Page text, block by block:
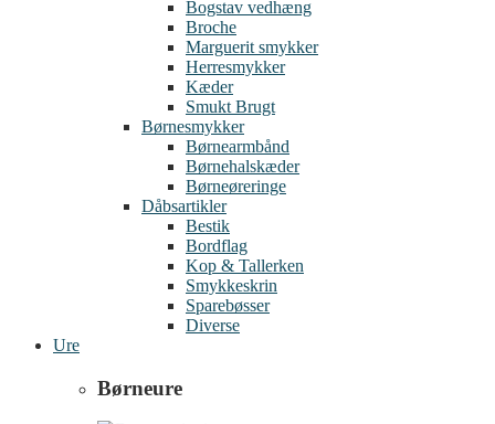
Bogstav vedhæng
Broche
Marguerit smykker
Herresmykker
Kæder
Smukt Brugt
Børnesmykker
Børnearmbånd
Børnehalskæder
Børneøreringe
Dåbsartikler
Bestik
Bordflag
Kop & Tallerken
Smykkeskrin
Sparebøsser
Diverse
Ure
Børneure